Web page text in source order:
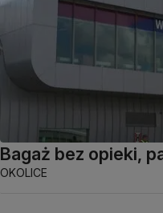
Bagaż bez opieki,
OKOLICE